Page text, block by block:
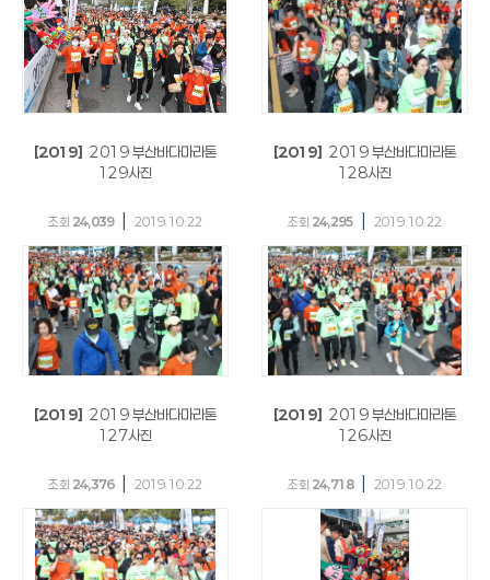
[2019] 2019 부산바다마라톤
129사진
조회 24,039 2019.10.22
[2019] 2019 부산바다마라톤
128사진
조회 24,295 2019.10.22
[2019] 2019 부산바다마라톤
127사진
조회 24,376 2019.10.22
[2019] 2019 부산바다마라톤
126사진
조회 24,718 2019.10.22